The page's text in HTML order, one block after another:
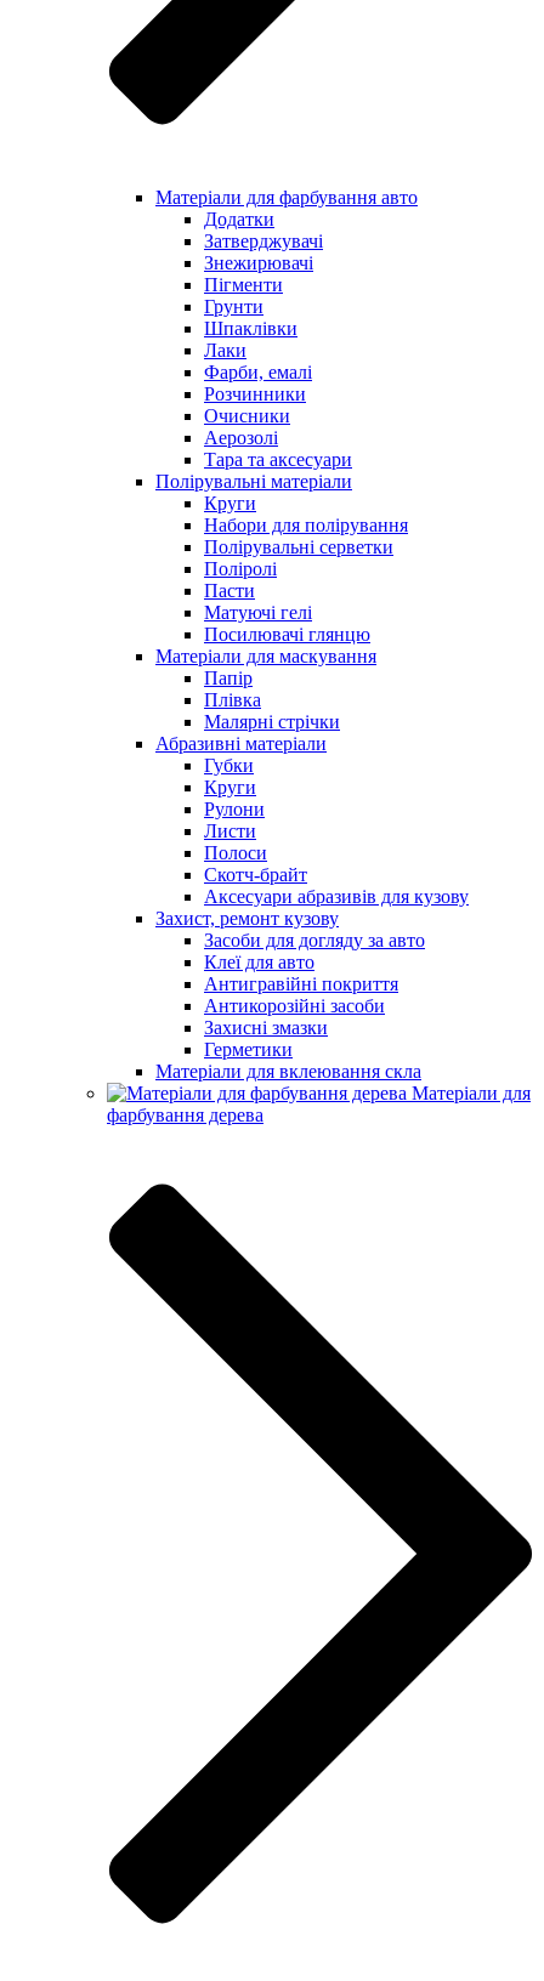
Матеріали для фарбування авто
Додатки
Затверджувачі
Знежирювачі
Пігменти
Грунти
Шпаклівки
Лаки
Фарби, емалі
Розчинники
Очисники
Аерозолі
Тара та аксесуари
Полірувальні матеріали
Круги
Набори для полірування
Полірувальні серветки
Поліролі
Пасти
Матуючі гелі
Посилювачі глянцю
Матеріали для маскування
Папір
Плівка
Малярні стрічки
Абразивні матеріали
Губки
Круги
Рулони
Листи
Полоси
Скотч-брайт
Аксесуари абразивів для кузову
Захист, ремонт кузову
Засоби для догляду за авто
Клеї для авто
Антигравійні покриття
Антикорозійні засоби
Захисні змазки
Герметики
Матеріали для вклеювання скла
Матеріали для
фарбування дерева